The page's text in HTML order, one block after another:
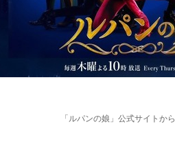
「ルパンの娘」公式サイトから